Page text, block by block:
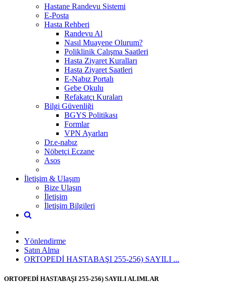
Hastane Randevu Sistemi
E-Posta
Hasta Rehberi
Randevu Al
Nasıl Muayene Olurum?
Poliklinik Çalışma Saatleri
Hasta Ziyaret Kuralları
Hasta Ziyaret Saatleri
E-Nabız Portalı
Gebe Okulu
Refakatçı Kuraları
Bilgi Güvenliği
BGYS Politikası
Formlar
VPN Ayarları
Dr.e-nabız
Nöbetçi Eczane
Asos
İletişim & Ulaşım
Bize Ulaşın
İletişim
İletişim Bilgileri
Yönlendirme
Satın Alma
ORTOPEDİ HASTABAŞI 255-256) SAYILI ...
ORTOPEDİ HASTABAŞI 255-256) SAYILI ALIMLAR